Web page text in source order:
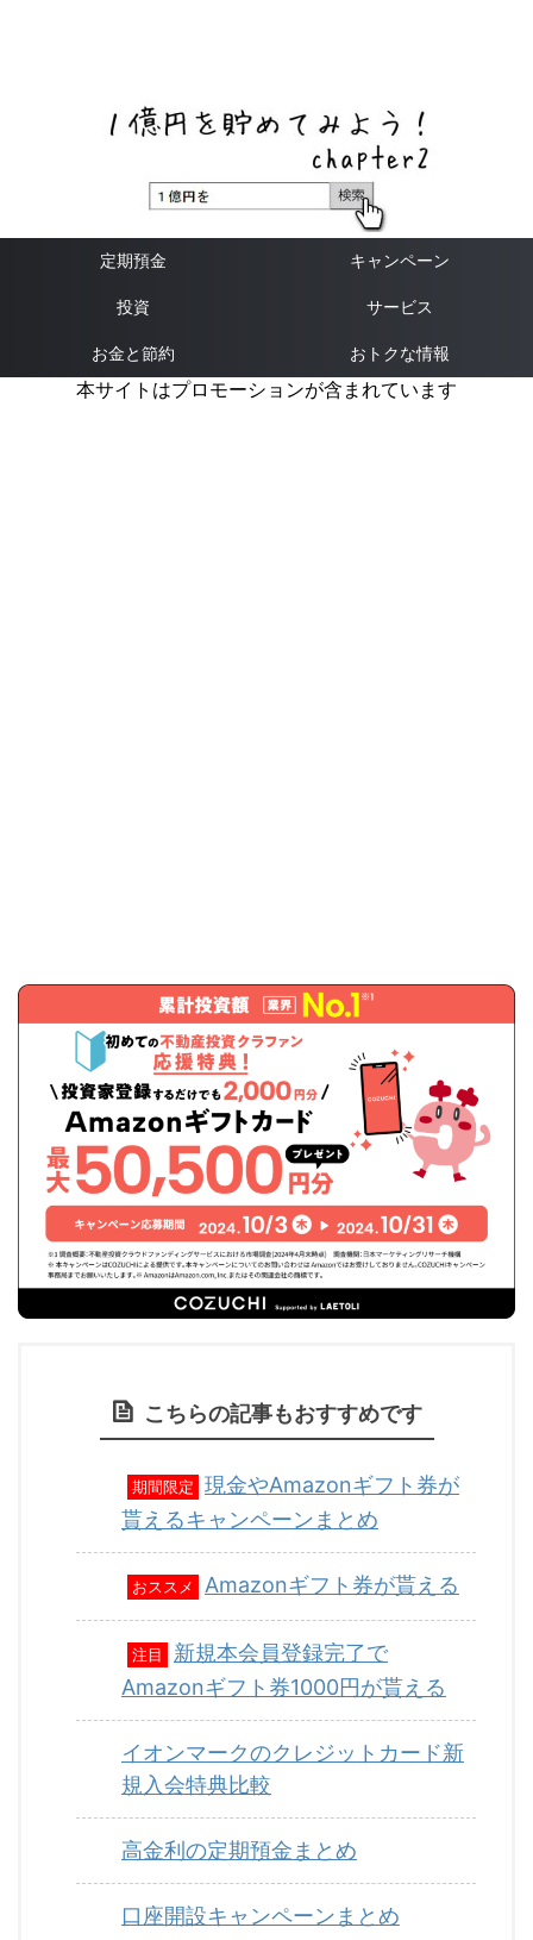
定期預金 キャンペーン
投資 サービス
お金と節約 おトクな情報
本サイトはプロモーションが含まれています
こちらの記事もおすすめです
期間限定
現金やAmazonギフト券が
貰えるキャンペーンまとめ
おススメ Amazonギフト券が貰える
注目
新規本会員登録完了で
Amazonギフト券1000円が貰える
イオンマークのクレジットカード新
規入会特典比較
高金利の定期預金まとめ
口座開設キャンペーンまとめ